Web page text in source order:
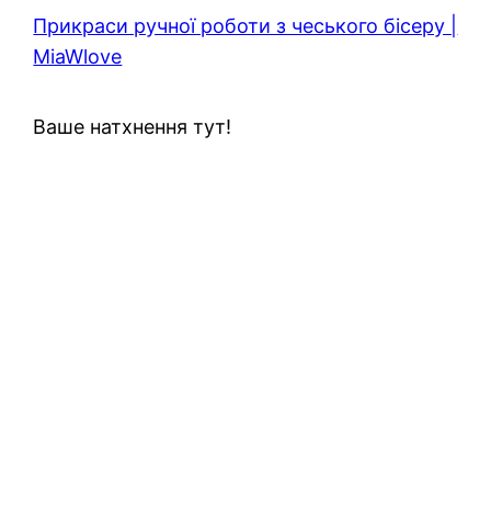
Прикраси ручної роботи з чеського бісеру |
MiaWlove
Ваше натхнення тут!